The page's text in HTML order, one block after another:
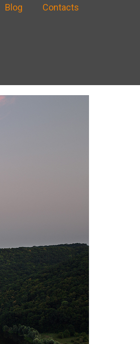
Blog Contacts